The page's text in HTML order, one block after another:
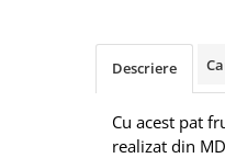
Descriere
Cu acest pat
realizat din